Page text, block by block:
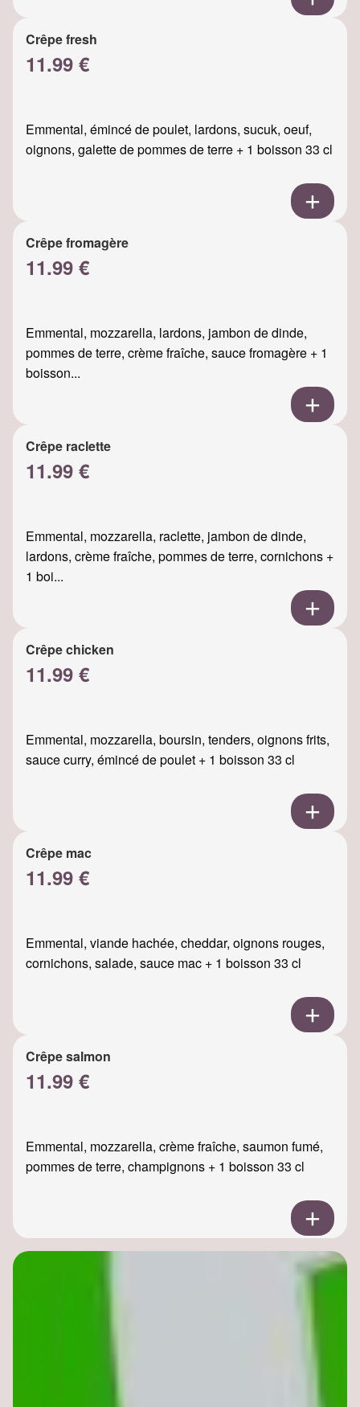
Crêpe fresh
11.99 €
Emmental, émincé de poulet, lardons, sucuk, oeuf,
oignons, galette de pommes de terre + 1 boisson 33 cl
Crêpe fromagère
11.99 €
Emmental, mozzarella, lardons, jambon de dinde,
pommes de terre, crème fraîche, sauce fromagère + 1
boisson...
Crêpe raclette
11.99 €
Emmental, mozzarella, raclette, jambon de dinde,
lardons, crème fraîche, pommes de terre, cornichons +
1 boi...
Crêpe chicken
11.99 €
Emmental, mozzarella, boursin, tenders, oignons frits,
sauce curry, émincé de poulet + 1 boisson 33 cl
Crêpe mac
11.99 €
Emmental, viande hachée, cheddar, oignons rouges,
cornichons, salade, sauce mac + 1 boisson 33 cl
Crêpe salmon
11.99 €
Emmental, mozzarella, crème fraîche, saumon fumé,
pommes de terre, champignons + 1 boisson 33 cl